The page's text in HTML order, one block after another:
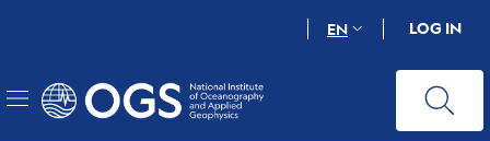
content
EN LOG IN